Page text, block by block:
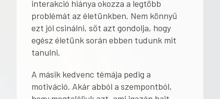
interakció hiánya okozza a legtöbb
problémát az életünkben. Nem könnyű
ezt jól csinálni, sőt azt gondolja, hogy
egész életünk során ebben tudunk mit
tanulni.
A másik kedvenc témája pedig a
motiváció. Akár abból a szempontból,